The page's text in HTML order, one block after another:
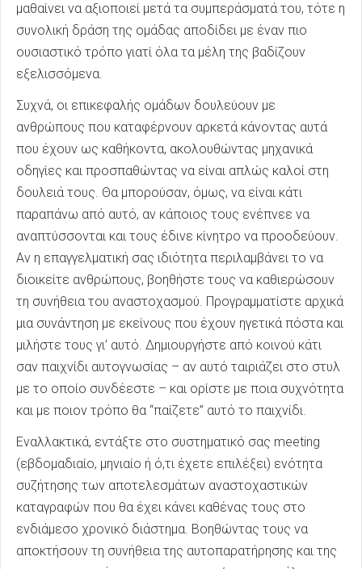
μαθαίνει να αξιοποιεί μετά τα συμπεράσματά του, τότε η
συνολική δράση της ομάδας αποδίδει με έναν πιο
ουσιαστικό τρόπο γιατί όλα τα μέλη της βαδίζουν
εξελισσόμενα.
Συχνά, οι επικεφαλής ομάδων δουλεύουν με
ανθρώπους που καταφέρνουν αρκετά κάνοντας αυτά
που έχουν ως καθήκοντα, ακολουθώντας μηχανικά
οδηγίες και προσπαθώντας να είναι απλώς καλοί στη
δουλειά τους. Θα μπορούσαν, όμως, να είναι κάτι
παραπάνω από αυτό, αν κάποιος τους ενέπνεε να
αναπτύσσονται και τους έδινε κίνητρο να προοδεύουν.
Αν η επαγγελματική σας ιδιότητα περιλαμβάνει το να
διοικείτε ανθρώπους, βοηθήστε τους να καθιερώσουν
τη συνήθεια του αναστοχασμού. Προγραμματίστε αρχικά
μια συνάντηση με εκείνους που έχουν ηγετικά πόστα και
μιλήστε τους γι’ αυτό. Δημιουργήστε από κοινού κάτι
σαν παιχνίδι αυτογνωσίας – αν αυτό ταιριάζει στο στυλ
με το οποίο συνδέεστε – και ορίστε με ποια συχνότητα
και με ποιον τρόπο θα “παίζετε” αυτό το παιχνίδι.
Εναλλακτικά, εντάξτε στο συστηματικό σας meeting
(εβδομαδιαίο, μηνιαίο ή ό,τι έχετε επιλέξει) ενότητα
συζήτησης των αποτελεσμάτων αναστοχαστικών
καταγραφών που θα έχει κάνει καθένας τους στο
ενδιάμεσο χρονικό διάστημα. Βοηθώντας τους να
αποκτήσουν τη συνήθεια της αυτοπαρατήρησης και της